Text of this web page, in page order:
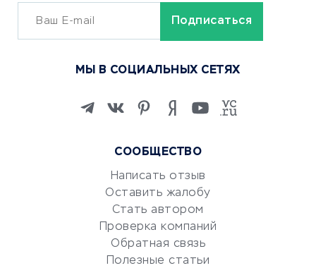
ОБУЧЕНИЕ И РАБОТА
Изучение иностранных
Маркетинг и продажи
Репетиторство
Красота и здоровье
Сервисы по поиску работы
Сетевой маркетинг
СООБЩЕСТВО
Написать отзыв
Оставить жалобу
Стать автором
Проверка компаний
Обратная связь
Полезные статьи
МЫ В СОЦИАЛЬНЫХ СЕТЯХ